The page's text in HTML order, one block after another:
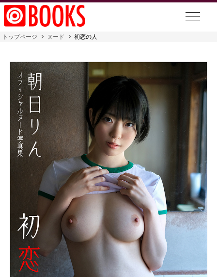
トップページ ヌード 初恋の人